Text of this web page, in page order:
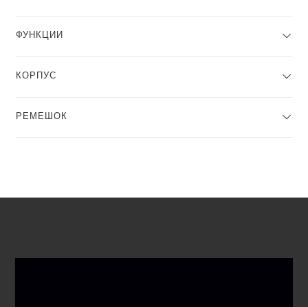
ФУНКЦИИ
КОРПУС
РЕМЕШОК